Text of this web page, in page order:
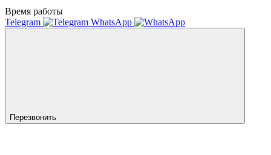
Время работы
Telegram
WhatsApp
Перезвонить